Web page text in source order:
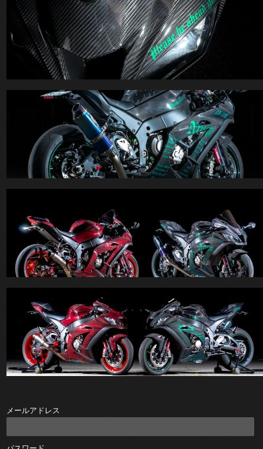
メールアドレス